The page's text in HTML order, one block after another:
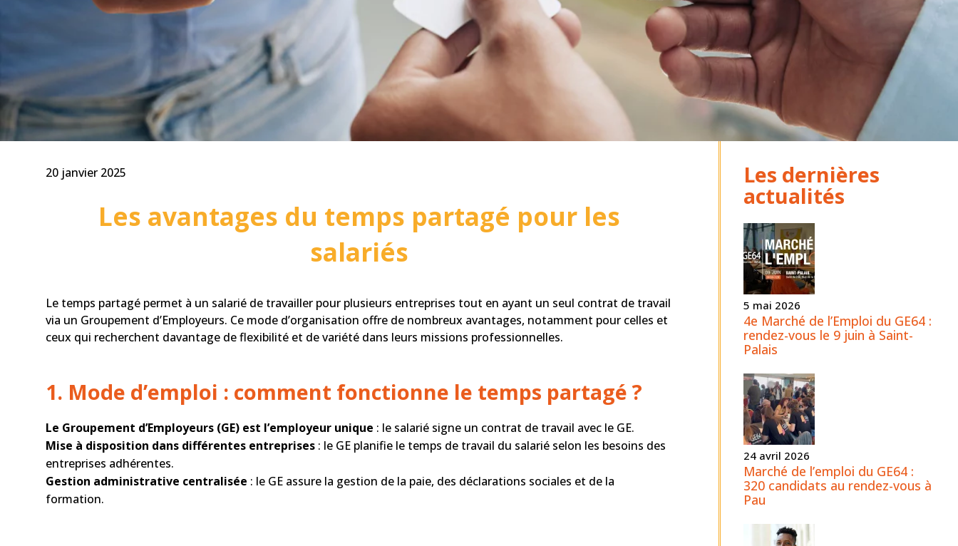
20 janvier 2025
Les avantages du temps partagé pour les
salariés
Le temps partagé permet à un salarié de travailler pour plusieurs entreprises tout en ayant un seul contrat de travail
via un Groupement d’Employeurs. Ce mode d’organisation offre de nombreux avantages, notamment pour celles et
ceux qui recherchent davantage de flexibilité et de variété dans leurs missions professionnelles.
1. Mode d’emploi : comment fonctionne le temps partagé ?
Le Groupement d’Employeurs (GE) est l’employeur unique : le salarié signe un contrat de travail avec le GE.
Mise à disposition dans différentes entreprises : le GE planifie le temps de travail du salarié selon les besoins des
entreprises adhérentes.
Gestion administrative centralisée : le GE assure la gestion de la paie, des déclarations sociales et de la
formation.
Les dernières
actualités
5 mai 2026
4e Marché de l’Emploi du GE64 :
rendez-vous le 9 juin à Saint-
Palais
24 avril 2026
Marché de l’emploi du GE64 :
320 candidats au rendez-vous à
Pau